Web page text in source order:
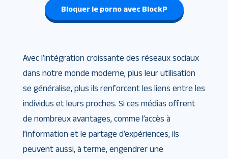
Bloquer le porno avec BlockP
Avec l’intégration croissante des réseaux sociaux
dans notre monde moderne, plus leur utilisation
se généralise, plus ils renforcent les liens entre les
individus et leurs proches. Si ces médias offrent
de nombreux avantages, comme l’accès à
l’information et le partage d’expériences, ils
peuvent aussi, à terme, engendrer une